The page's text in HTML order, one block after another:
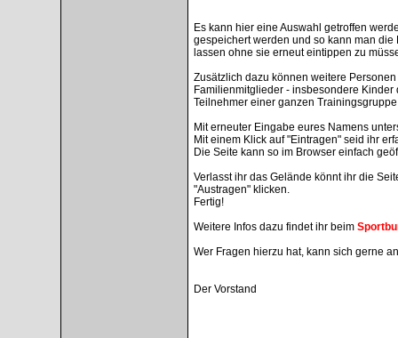
Es kann hier eine Auswahl getroffen
gespeichert werden und so kann man
lassen ohne sie erneut eintippen zu
Zusätzlich dazu können weitere
Familienmitglieder - insbesondere
Teilnehmer einer ganzen
Mit erneuter Eingabe eures Namens
Mit einem Klick auf "Eintragen" seid ihr
Die Seite kann so im Browser einfach
Verlasst ihr das Gelände könnt ihr die
"Austragen" klicken.
Fertig!
Weitere Infos dazu findet ihr beim
Wer Fragen hierzu hat, kann sich gerne
Der Vorstand